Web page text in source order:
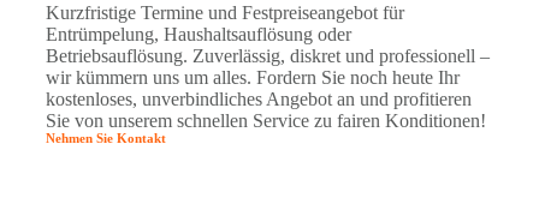
Kurzfristige Termine und Festpreiseangebot für
Entrümpelung, Haushaltsauflösung oder
Betriebsauflösung. Zuverlässig, diskret und professionell –
wir kümmern uns um alles. Fordern Sie noch heute Ihr
kostenloses, unverbindliches Angebot an und profitieren
Sie von unserem schnellen Service zu fairen Konditionen!
Nehmen Sie Kontakt